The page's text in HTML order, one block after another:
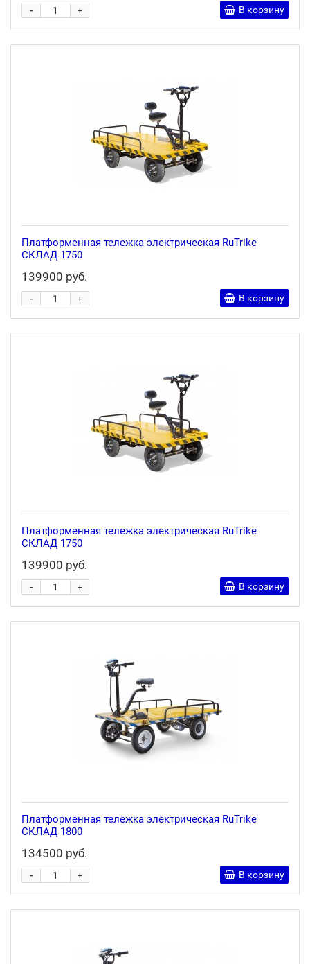
+
- В корзину
Платформенная тележка электрическая RuTrike
СКЛАД 1750
139900 руб.
+
- В корзину
Платформенная тележка электрическая RuTrike
СКЛАД 1750
139900 руб.
+
- В корзину
Платформенная тележка электрическая RuTrike
СКЛАД 1800
134500 руб.
+
- В корзину